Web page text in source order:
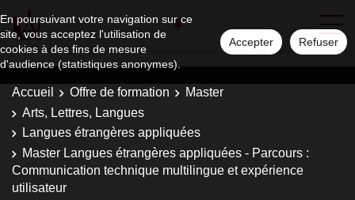
En poursuivant votre navigation sur ce
site, vous acceptez l'utilisation de
cookies à des fins de mesure
d'audience (statistiques anonymes).
Accepter Refuser
Accueil Offre de formation
Master
Arts, Lettres, Langues
Langues étrangères appliquées
Master Langues étrangères appliquées - Parcours :
Communication technique multilingue et expérience
utilisateur